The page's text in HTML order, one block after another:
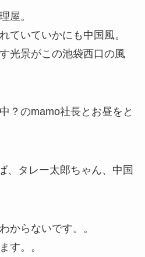
屋。
ていていかにも中国風。
光景がこの池袋西口の風
？のmamo社長とお昼をと
、タレー太郎ちゃん、中国
からないです。。
す。。